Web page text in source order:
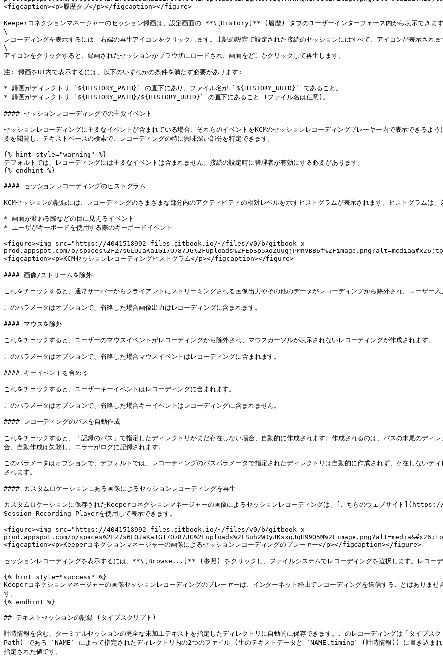
<figcaption><p>履歴タブ</p></figcaption></figure>
Keeperコネクションマネージャーのセッション録画は、設定画面の **\[History]** (履歴) タブのユーザーインターフェース内から表示できま
\
レコーディングを表示するには、右端の再生アイコンをクリックします。上記の設定で設定された接続のセッションにはすべて、アイコンが表示され
\
アイコンをクリックすると、録画されたセッションがブラウザにロードされ、画面をどこかクリックして再生します。
注: 録画をUI内で表示するには、以下のいずれかの条件を満たす必要があります:
* 録画がディレクトリ `${HISTORY_PATH}` の直下にあり、ファイル名が `${HISTORY_UUID}` であること。
* 録画がディレクトリ `${HISTORY_PATH}/${HISTORY_UUID}` の直下にあること (ファイル名は任意)。
#### セッションレコーディングでの主要イベント
セッションレコーディングに主要なイベントが含まれている場合、それらのイベントをKCMのセッションレコーディングプレーヤー内で表示できるよ
要を閲覧し、テキストベースの検索で、レコーディングの特に興味深い部分を特定できます。
{% hint style="warning" %}
デフォルトでは、レコーディングには主要なイベントは含まれません。接続の設定時に管理者が有効にする必要があります。
{% endhint %}
#### セッションレコーディングのヒストグラム
KCMセッションの記録には、レコーディングのさまざまな部分内のアクティビティの相対レベルを示すヒストグラムが表示されます。ヒストグラムは
* 画面が変わる際などの目に見えるイベント
* ユーザがキーボードを使用する際のキーボードイベント
<figure><img src="https://4041518992-files.gitbook.io/~/files/v0/b/gitbook-x-
prod.appspot.com/o/
<figcaption><p>KCMセッションレコーディングヒストグラム</p></figcaption></figure>
#### 画像/ストリームを除外
これをチェックすると、通常サーバーからクライアントにストリーミングされる画像出力やその他のデータがレコーディングから除外され、ユーザー
このパラメータはオプションで、省略した場合画像出力はレコーディングに含まれます。
#### マウスを除外
これをチェックすると、ユーザーのマウスイベントがレコーディングから除外され、マウスカーソルが表示されないレコーディングが作成されます。
このパラメータはオプションで、省略した場合マウスイベントはレコーディングに含まれます。
#### キーイベントを含める
これをチェックすると、ユーザーキーイベントはレコーディングに含まれます。
このパラメータはオプションで、省略した場合キーイベントはレコーディングに含まれません。
#### レコーディングのパスを自動作成
これをチェックすると、「記録のパス」で指定したディレクトリがまだ存在しない場合、自動的に作成されます。作成されるのは、パスの末尾のディ
合、自動作成は失敗し、エラーがログに記録されます。
このパラメータはオプションで、デフォルトでは、レコーディングのパスパラメータで指定されたディレクトリは自動的に作成されず、存在しないデ
されます。
#### カスタムロケーションにある画像によるセッションレコーディングを再生
カスタムロケーションに保存されたKeeperコネクションマネージャーの画像によるセッションレコーディングは、[こちらのウェブサイト
Session Recording Playerを使用して表示できます。
<figure><img src="https://4041518992-files.gitbook.io/~/files/v0/b/gitbook-x-
prod.appspot.com/o/
<figcaption><p>Keeperコネクションマネージャーの画像によるセッションレコーディングのプレーヤー</p></figcaption></figure>
セッションレコーディングを表示するには、**\[Browse...]** (参照) をクリックし、ファイルシステムでレコーディングを選択します。レコーデ
{% hint style="success" %}
Keeperコネクションマネージャーの画像セッションレコーディングのプレーヤーは、インターネット経由でレコーディングを送信することはありま
す。
{% endhint %}
## テキストセッションの記録 (タイプスクリプト)
計時情報を含む、ターミナルセッションの完全な未加工テキストを指定したディレクトリに自動的に保存できます。このレコーディングは「タイ
Path) である `NAME` によって指定されたディレクトリ内の2つのファイル (生のテキストデータと `NAME.timing` (計時情報)) に書き込
指定された値です。